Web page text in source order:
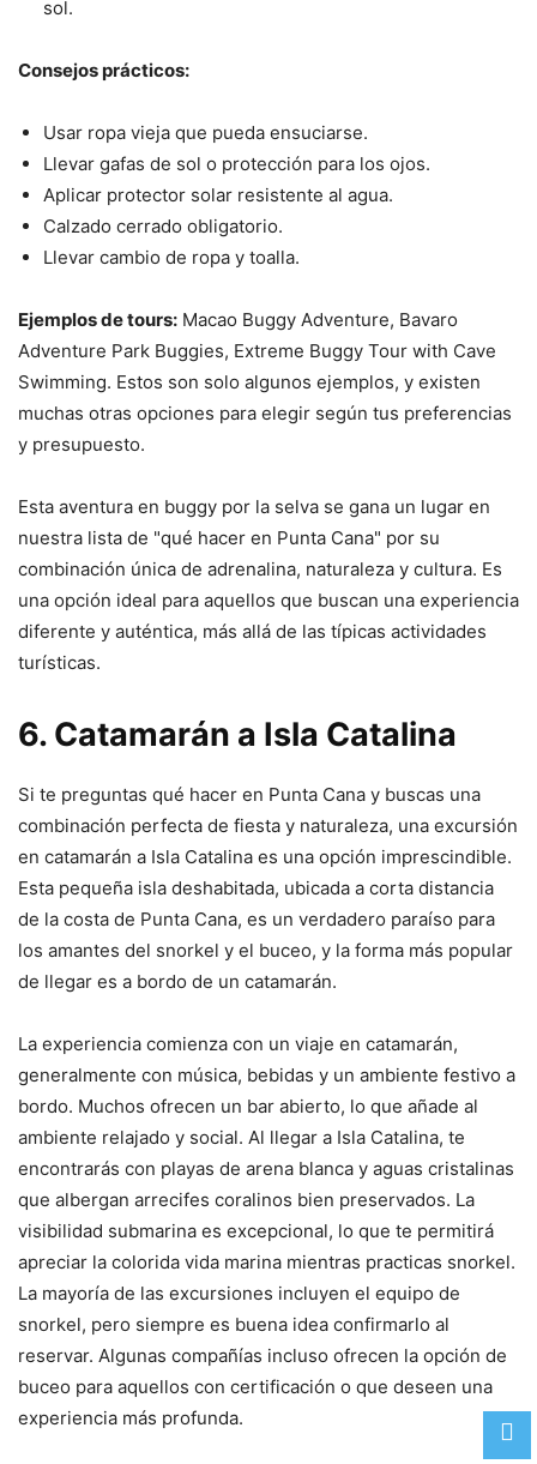
sol.
Consejos prácticos:
Usar ropa vieja que pueda ensuciarse.
Llevar gafas de sol o protección para los ojos.
Aplicar protector solar resistente al agua.
Calzado cerrado obligatorio.
Llevar cambio de ropa y toalla.
Ejemplos de tours: Macao Buggy Adventure, Bavaro
Adventure Park Buggies, Extreme Buggy Tour with Cave
Swimming. Estos son solo algunos ejemplos, y existen
muchas otras opciones para elegir según tus preferencias
y presupuesto.
Esta aventura en buggy por la selva se gana un lugar en
nuestra lista de "qué hacer en Punta Cana" por su
combinación única de adrenalina, naturaleza y cultura. Es
una opción ideal para aquellos que buscan una experiencia
diferente y auténtica, más allá de las típicas actividades
turísticas.
6. Catamarán a Isla Catalina
Si te preguntas qué hacer en Punta Cana y buscas una
combinación perfecta de fiesta y naturaleza, una excursión
en catamarán a Isla Catalina es una opción imprescindible.
Esta pequeña isla deshabitada, ubicada a corta distancia
de la costa de Punta Cana, es un verdadero paraíso para
los amantes del snorkel y el buceo, y la forma más popular
de llegar es a bordo de un catamarán.
La experiencia comienza con un viaje en catamarán,
generalmente con música, bebidas y un ambiente festivo a
bordo. Muchos ofrecen un bar abierto, lo que añade al
ambiente relajado y social. Al llegar a Isla Catalina, te
encontrarás con playas de arena blanca y aguas cristalinas
que albergan arrecifes coralinos bien preservados. La
visibilidad submarina es excepcional, lo que te permitirá
apreciar la colorida vida marina mientras practicas snorkel.
La mayoría de las excursiones incluyen el equipo de
snorkel, pero siempre es buena idea confirmarlo al
reservar. Algunas compañías incluso ofrecen la opción de
buceo para aquellos con certificación o que deseen una
experiencia más profunda.